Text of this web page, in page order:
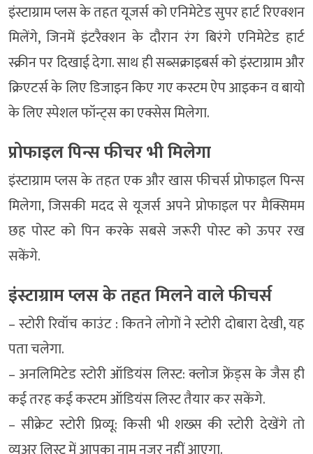
इंस्टाग्राम प्लस के तहत यूजर्स को एनिमेटेड सुपर हार्ट रिएक्शन
मिलेंगे, जिनमें इंटरैक्शन के दौरान रंग बिरंगे एनिमेटेड हार्ट
स्क्रीन पर दिखाई देगा. साथ ही सब्सक्राइबर्स को इंस्टाग्राम और
क्रिएटर्स के लिए डिजाइन किए गए कस्टम ऐप आइकन व बायो
के लिए स्पेशल फॉन्ट्स का एक्सेस मिलेगा.
प्रोफाइल पिन्स फीचर भी मिलेगा
इंस्टाग्राम प्लस के तहत एक और खास फीचर्स प्रोफाइल पिन्स
मिलेगा, जिसकी मदद से यूजर्स अपने प्रोफाइल पर मैक्सिमम
छह पोस्ट को पिन करके सबसे जरूरी पोस्ट को ऊपर रख
सकेंगे.
इंस्टाग्राम प्लस के तहत मिलने वाले फीचर्स
– स्टोरी रिवॉच काउंट : कितने लोगों ने स्टोरी दोबारा देखी, यह
पता चलेगा.
– अनलिमिटेड स्टोरी ऑडियंस लिस्ट: क्लोज फ्रेंड्स के जैस ही
कई तरह कई कस्टम ऑडियंस लिस्ट तैयार कर सकेंगे.
– सीक्रेट स्टोरी प्रिव्यू: किसी भी शख्स की स्टोरी देखेंगे तो